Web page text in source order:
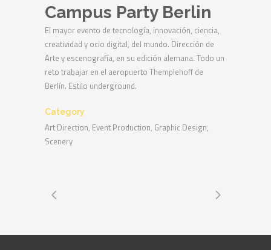
Campus Party Berlin
El mayor evento de tecnología, innovación, ciencia,
creatividad y ocio digital, del mundo. Dirección de
Arte y escenografía, en su edición alemana. Todo un
reto trabajar en el aeropuerto Themplehoff de
Berlín. Estilo underground.
Category
Art Direction, Event Production, Graphic Design,
Scenery